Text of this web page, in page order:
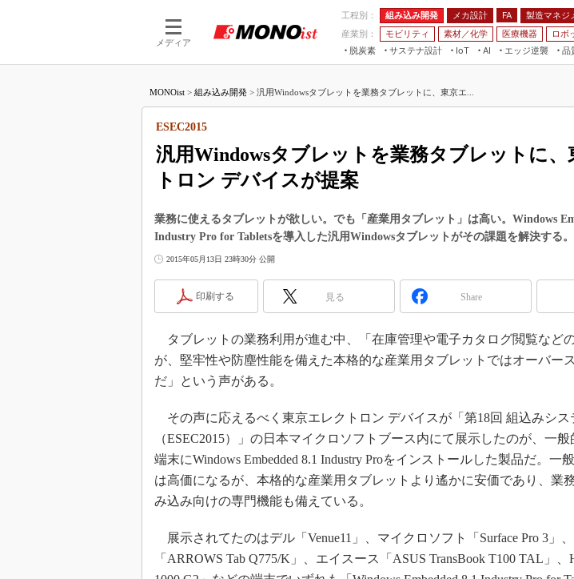
メディア
工程別： 組み込み開発 メカ設計 FA 製造マネジ
産業別：
モビリティ 素材／化学 医療機器 ロボ
脱炭素
サステナ設計
IoT
つながる工場
AI
AI×設備保全
エッジ逆襲 品
JIMTOF
IIFES
TECHNO-FRONTIER
EdgeTech+
組み込み画像技術
組み込みモデリング
ISO26262
無償設計ツール
3Dプリンタ
S＆OP
インダストリー4.0
イノベーション
製造業ビッグデータ
植物工場
知財マネジメント
MONOist > 組み込み開発 > 汎用Windowsタブレットを業務タブレットに、東京エ...
汎用Windowsタブレットを業務タブレットに、
トロン デバイスが提案
ESEC2015
業務に使えるタブレットが欲しい。でも「産業用タブレット」は高い。Windows
Industry Pro for Tabletsを導入した汎用Windowsタブレットがその課題を解決する。
2015年05月13日 23時30分 公開
印刷する 見る Share
タブレットの業務利用が進む中、「在庫管理や電子カタログ閲覧など
が、堅牢性や防塵性能を備えた本格的な産業用タブレットではオーバー
だ」という声がある。
その声に応えるべく東京エレクトロン デバイスが「第18回 組込みシス
（ESEC2015）」の日本マイクロソフトブース内にて展示したのが、一般
端末にWindows Embedded 8.1 Industry Proをインストールした製品だ。一
は高価になるが、本格的な産業用タブレットより遙かに安価であり、業
み込み向けの専門機能も備えている。
展示されてたのはデル「Venue11」、マイクロソフト「Surface Pro 3」
「ARROWS Tab Q775/K」、エイスース「ASUS TransBook T100 TAL」、